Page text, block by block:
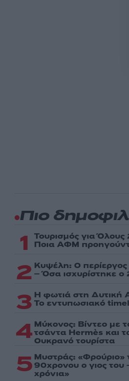
Πιο
1 Τουρισμός για
Ποια ΑΦΜ
2 Κυψέλη: Ο περίεργος
– Όσα ισχυρίστηκε ο
3 Η φωτιά στη Δυτική
Το εντυπωσιακό
4 Μύκονος: Βίντεο με
τσάντα Hermès και
Ουκρανό τουρίστα
5 Μυστράς: «Φρούριο»
90χρονου ο γιος
χρόνια»